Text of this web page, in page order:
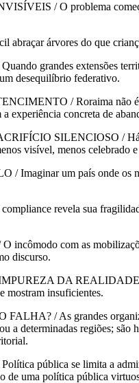
/ O problema começa
árvores do que
grandes extensões
desequilíbrio federativo.
/ Roraima não é
experiência concreta de
SILENCIOSO / Há
visível, menos celebrado
um país onde os
revela sua
com as
discurso.
DA REALIDADE /
mostram insuficientes.
/ As grandes
determinadas regiões; são
se limita a
de uma política pública